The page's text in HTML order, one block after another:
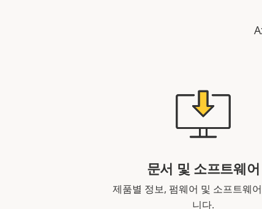
문서 및 소프트웨어
제품별 정보, 펌웨어 및 소프트웨
니다.